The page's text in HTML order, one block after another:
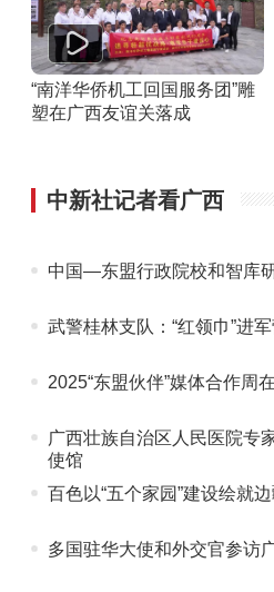
“南洋华侨机工回国服务团”雕
塑在广西友谊关落成
中新社记者看广西
中国—东盟行政院校和智库
武警桂林支队：“红领巾”进
2025“东盟伙伴”媒体合作周
广西壮族自治区人民医院专
使馆
百色以“五个家园”建设绘就
多国驻华大使和外交官参访